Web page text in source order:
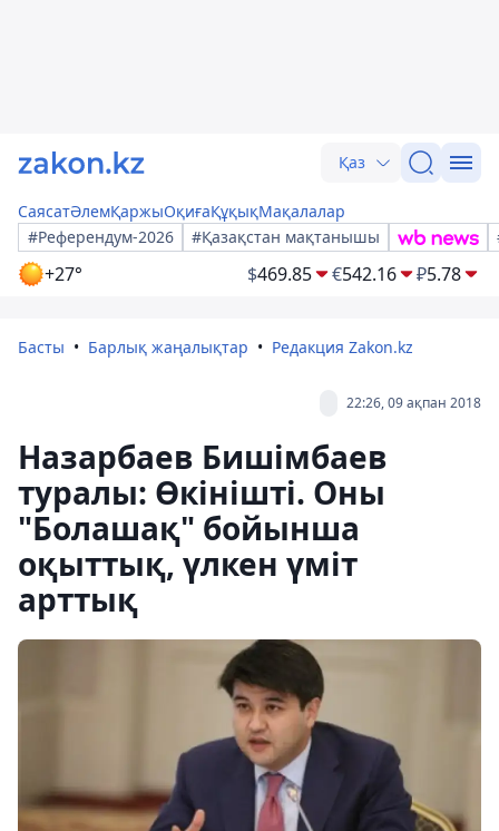
Қаз
СаясатӘлемҚаржыОқиғаҚұқықМақалалар
#Референдум-2026
#Қазақстан мақтанышы
+27° $469.85 €542.16 ₽5.78
Басты Барлық жаңалықтар Редакция Zakon.kz
22:26, 09 ақпан 2018
Назарбаев Бишімбаев
туралы: Өкінішті. Оны
"Болашақ" бойынша
оқыттық, үлкен үміт
арттық